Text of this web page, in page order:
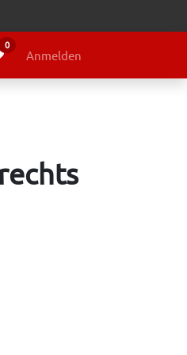
0
Anmelden